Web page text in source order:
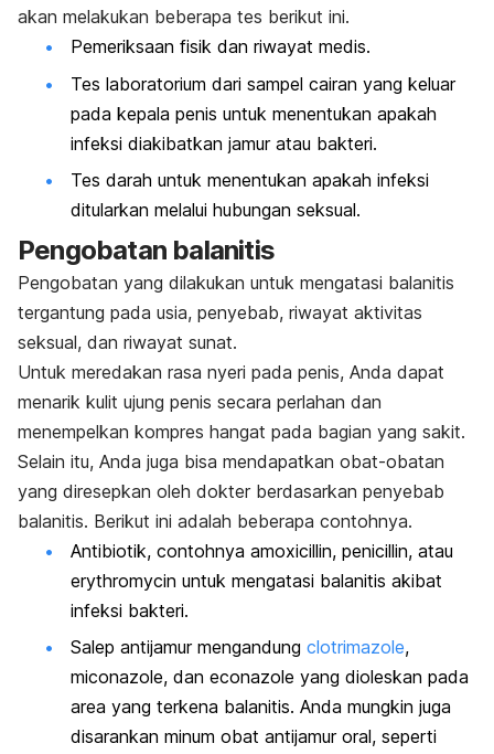
akan melakukan beberapa tes berikut ini.
Pemeriksaan fisik dan riwayat medis.
Tes laboratorium dari sampel cairan yang keluar
pada kepala penis untuk menentukan apakah
infeksi diakibatkan jamur atau bakteri.
Tes darah untuk menentukan apakah infeksi
ditularkan melalui hubungan seksual.
Pengobatan balanitis
Pengobatan yang dilakukan untuk mengatasi balanitis
tergantung pada usia, penyebab, riwayat aktivitas
seksual, dan riwayat sunat.
Untuk meredakan rasa nyeri pada penis, Anda dapat
menarik kulit ujung penis secara perlahan dan
menempelkan kompres hangat pada bagian yang sakit.
Selain itu, Anda juga bisa mendapatkan obat-obatan
yang diresepkan oleh dokter berdasarkan penyebab
balanitis. Berikut ini adalah beberapa contohnya.
Antibiotik, contohnya amoxicillin, penicillin, atau
erythromycin untuk mengatasi balanitis akibat
infeksi bakteri.
Salep antijamurmengandung clotrimazole,
miconazole, dan econazole yang dioleskan pada
area yang terkena balanitis. Anda mungkin juga
disarankan minum obat antijamur oral, seperti